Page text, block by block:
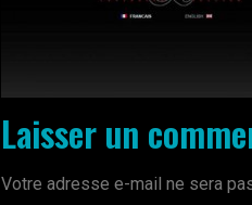
Laisser un
Votre adresse e-mail ne sera